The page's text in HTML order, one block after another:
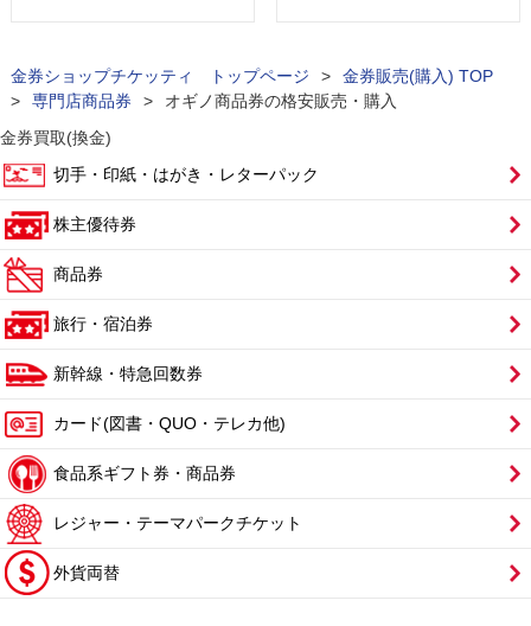
金券ショップチケッティ トップページ >
金券販売(購入) TOP
>
専門店商品券 >
オギノ商品券の格安販売・購入
金券買取(換金)
切手・印紙・はがき・レターパック
株主優待券
商品券
旅行・宿泊券
新幹線・特急回数券
カード(図書・QUO・テレカ他)
食品系ギフト券・商品券
レジャー・テーマパークチケット
外貨両替